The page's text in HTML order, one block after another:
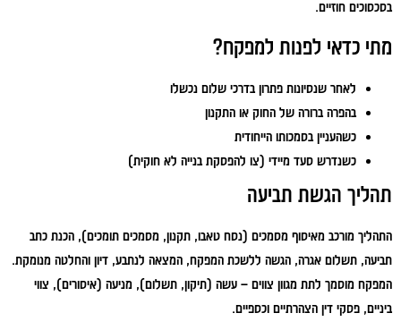
בסכסוכים חוזיים.
מתי כדאי לפנות למפקח?
לאחר שנסיונות פתרון בדרכי שלום נכשלו
בהפרה ברורה של החוק או התקנון
כשהעניין בסמכותו הייחודית
כשנדרש סעד מיידי (צו להפסקת בנייה לא חוקית)
תהליך הגשת תביעה
התהליך מורכב מאיסוף מסמכים (נסח טאבו, תקנון, מסמכים תומכים), הכנת כתב
תביעה, תשלום אגרה, הגשה ללשכת המפקח, המצאה לנתבע, דיון והחלטה מנומקת.
המפקח מוסמך לתת מגוון צווים – עשה (תיקון, תשלום), מניעה (איסורים), צווי
ביניים, פסקי דין הצהרתיים וכספיים.